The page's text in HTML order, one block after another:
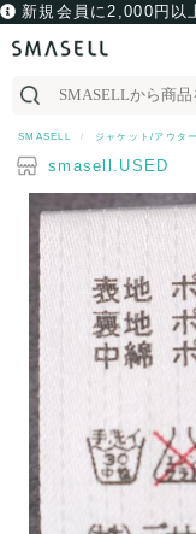
新規会員に2,000円以
SMASELL ジャケット/アウター
smasell.USED